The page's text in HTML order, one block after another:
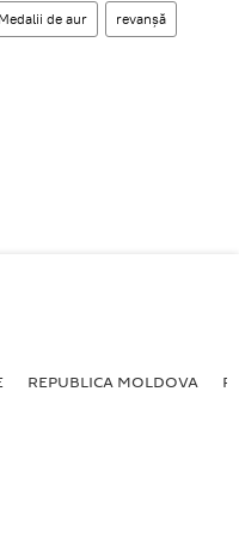
Medalii de aur revanşă
REPUBLICA MOLDOVA